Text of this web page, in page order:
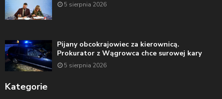
5 sierpnia 2026
Pijany obcokrajowiec za kierownicą.
Prokurator z Wągrowca chce surowej kary
5 sierpnia 2026
Kategorie